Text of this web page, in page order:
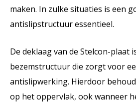
maken. In zulke situaties is een
antislipstructuur essentieel.
De deklaag van de Stelcon-plaat
bezemstructuur die zorgt voor
antislipwerking. Hierdoor
op het oppervlak, ook wanneer